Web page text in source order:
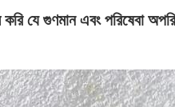
যে গুণমান এবং পরিষেবা